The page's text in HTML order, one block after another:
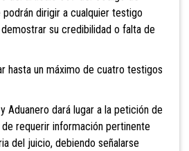
dirigir a cualquier testigo
su credibilidad o falta de
hasta un máximo de cuatro testigos
Aduanero dará lugar a la petición de
requerir información pertinente
del juicio, debiendo señalarse